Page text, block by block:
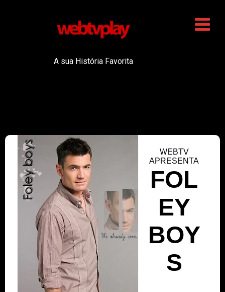
A sua História Favorita
WEBTV
APRESENTA
FOL
EY
BOY
S